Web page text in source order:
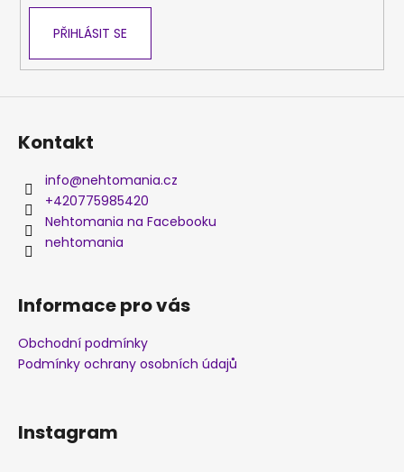
PŘIHLÁSIT SE
Kontakt
info@nehtomania.cz
+420775985420
Nehtomania na Facebooku
nehtomania
Informace pro vás
Obchodní podmínky
Podmínky ochrany osobních údajů
Instagram